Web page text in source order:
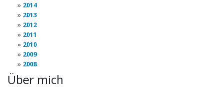
2014
2013
2012
2011
2010
2009
2008
Über mich